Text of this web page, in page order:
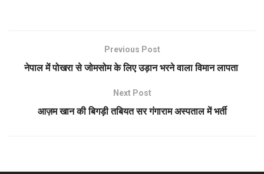
Previous Post
नेपाल में पोखरा से जोमसोम के लिए उड़ान भरने वाला विमान लापता
Next Post
आज़म खान की बिगड़ी तबियत सर गंगाराम अस्पताल में भर्ती